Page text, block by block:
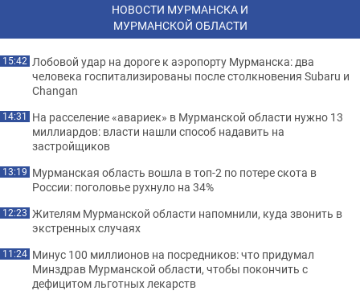
НОВОСТИ МУРМАНСКА И
МУРМАНСКОЙ ОБЛАСТИ
15:42 Лобовой удар на дороге к аэропорту Мурманска: два
человека госпитализированы после столкновения Subaru и
Changan
14:31 На расселение «авариек» в Мурманской области нужно 13
миллиардов: власти нашли способ надавить на
застройщиков
13:19 Мурманская область вошла в топ-2 по потере скота в
России: поголовье рухнуло на 34%
12:23 Жителям Мурманской области напомнили, куда звонить в
экстренных случаях
11:24 Минус 100 миллионов на посредников: что придумал
Минздрав Мурманской области, чтобы покончить с
дефицитом льготных лекарств